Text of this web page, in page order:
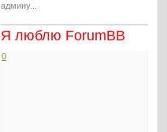
админу...
Я люблю ForumBB
0